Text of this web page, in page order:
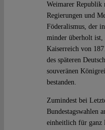
Weimarer Republik
Regierungen und
Föderalismus, der
minder überholt ist,
Kaiserreich von
des späteren
souveränen
bestanden.
Zumindest bei
Bundestagswahlen
einheitlich für ganz